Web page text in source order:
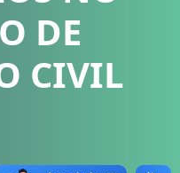
DE
CIVIL